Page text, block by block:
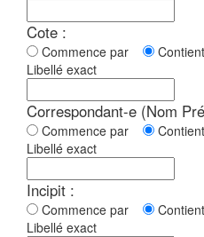
Cote :
Commence par
Libellé exact
Correspondant-e (Nom
Commence par
Libellé exact
Incipit :
Commence par
Libellé exact